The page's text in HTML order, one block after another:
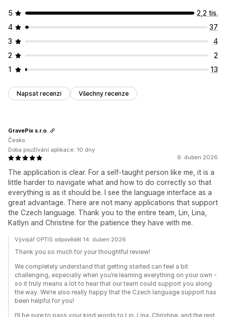
5
2,2 tis.
4
37
3
4
2
2
1
13
Napsat recenzi Všechny recenze
9. duben 2026
The application is clear. For a self-taught person like me, it is a
little harder to navigate what and how to do correctly so that
everything is as it should be. I see the language interface as a
great advantage. There are not many applications that support
the Czech language. Thank you to the entire team, Lin, Lina,
Katlyn and Christine for the patience they have with me.
GravePix s.r.o.
Česko
Doba používání aplikace: 10 dny
Vývojář OPTIS odpověděl 14. duben 2026
Thank you so much for your thoughtful review!
We completely understand that getting started can feel a bit
challenging, especially when you’re learning everything on your own -
so it truly means a lot to hear that our team could support you along
the way. We’re also really happy that the Czech language support has
been helpful for you!
I’ll be sure to pass your kind words to Lin, Lina, Christine, and the rest